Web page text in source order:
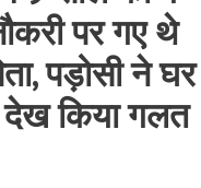
पर गए थे
पड़ोसी ने
किया गलत